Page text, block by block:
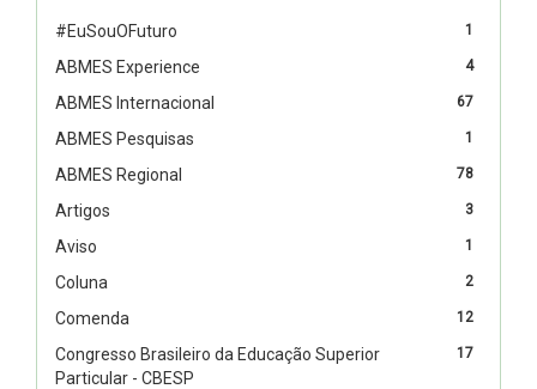
1
#EuSouOFuturo
4
ABMES Experience
67
ABMES Internacional
1
ABMES Pesquisas
78
ABMES Regional
3
Artigos
1
Aviso
2
Coluna
12
Comenda
17
Congresso Brasileiro da Educação Superior
Particular - CBESP